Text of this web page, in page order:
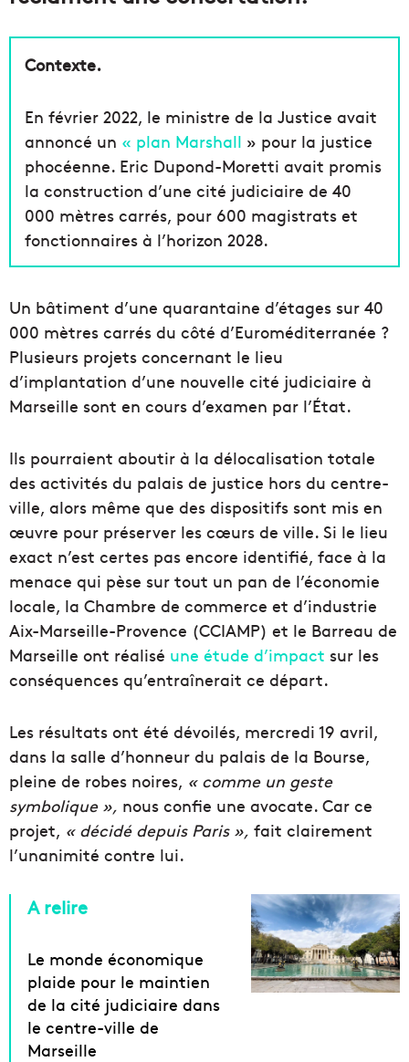
Contexte.
En février 2022, le ministre de la Justice avait
annoncé un « plan Marshall » pour la justice
phocéenne. Eric Dupond-Moretti avait promis
la construction d’une cité judiciaire de 40
000 mètres carrés, pour 600 magistrats et
fonctionnaires à l’horizon 2028.
Un bâtiment d’une quarantaine d’étages sur 40
000 mètres carrés du côté d’Euroméditerranée ?
Plusieurs projets concernant le lieu
d’implantation d’une nouvelle cité judiciaire à
Marseille sont en cours d’examen par l’État.
Ils pourraient aboutir à la délocalisation totale
des activités du palais de justice hors du centre-
ville, alors même que des dispositifs sont mis en
œuvre pour préserver les cœurs de ville. Si le lieu
exact n’est certes pas encore identifié, face à la
menace qui pèse sur tout un pan de l’économie
locale, la Chambre de commerce et d’industrie
Aix-Marseille-Provence (CCIAMP) et le Barreau de
Marseille ont réalisé une étude d’impact sur les
conséquences qu’entraînerait ce départ.
Les résultats ont été dévoilés, mercredi 19 avril,
dans la salle d’honneur du palais de la Bourse,
pleine de robes noires, « comme un geste
symbolique », nous confie une avocate. Car ce
projet, « décidé depuis Paris », fait clairement
l’unanimité contre lui.
A relire
Le monde économique
plaide pour le maintien
de la cité judiciaire dans
le centre-ville de
Marseille